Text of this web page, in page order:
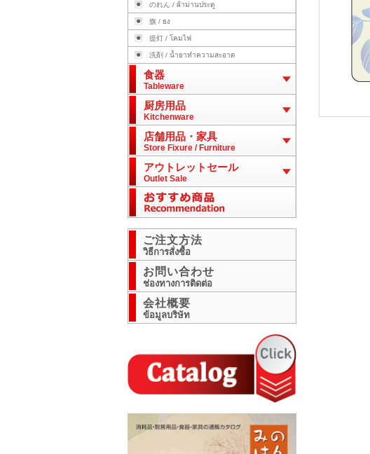
のれん / ผ้าม่านประตู
旗 / ธง
提灯 / โคมไฟ
洗剤 / น้ำยาทำความสะอาด
食器
Tableware
厨房用品
Kitchenware
店舗用品・家具
Store Fixure / Furniture
アウトレットセール
Outlet Sale
ご注文方法
วิธีการสั่งซื้อ
お問い合わせ
ช่องทางการติดต่อ
会社概要
ข้อมูลบริษัท